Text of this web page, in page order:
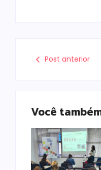
Post anterior
Você